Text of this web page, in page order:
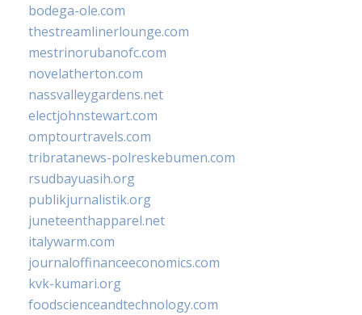
bodega-ole.com
thestreamlinerlounge.com
mestrinorubanofc.com
novelatherton.com
nassvalleygardens.net
electjohnstewart.com
omptourtravels.com
tribratanews-polreskebumen.com
rsudbayuasih.org
publikjurnalistik.org
juneteenthapparel.net
italywarm.com
journaloffinanceeconomics.com
kvk-kumari.org
foodscienceandtechnology.com